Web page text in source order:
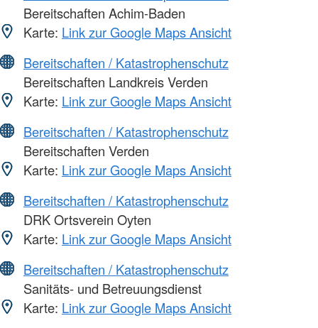
Bereitschaften Achim-Baden
Karte: Link zur Google Maps Ansicht
Bereitschaften / Katastrophenschutz
Bereitschaften Landkreis Verden
Karte: Link zur Google Maps Ansicht
Bereitschaften / Katastrophenschutz
Bereitschaften Verden
Karte: Link zur Google Maps Ansicht
Bereitschaften / Katastrophenschutz
DRK Ortsverein Oyten
Karte: Link zur Google Maps Ansicht
Bereitschaften / Katastrophenschutz
Sanitäts- und Betreuungsdienst
Karte: Link zur Google Maps Ansicht